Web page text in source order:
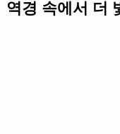
역경 속에서 더